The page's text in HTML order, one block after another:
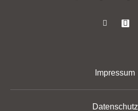
Impressum
Datenschutz